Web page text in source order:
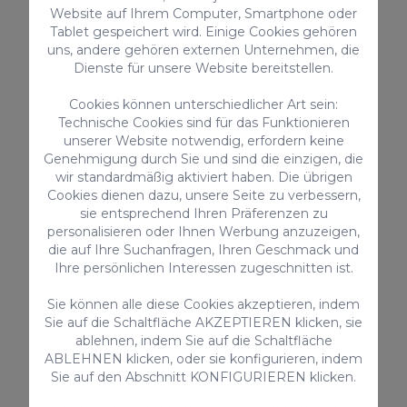
Traditionelle kanarische Gerichte:
ropa vieja
Rezept für typische kanarische ropa vieja.
Website auf Ihrem Computer, Smartphone oder
Tablet gespeichert wird. Einige Cookies gehören
uns, andere gehören externen Unternehmen, die
Dienste für unsere Website bereitstellen.
Cookies können unterschiedlicher Art sein:
Technische Cookies sind für das Funktionieren
unserer Website notwendig, erfordern keine
Genehmigung durch Sie und sind die einzigen, die
wir standardmäßig aktiviert haben. Die übrigen
Cookies dienen dazu, unsere Seite zu verbessern,
sie entsprechend Ihren Präferenzen zu
personalisieren oder Ihnen Werbung anzuzeigen,
die auf Ihre Suchanfragen, Ihren Geschmack und
Ihre persönlichen Interessen zugeschnitten ist.
Sie können alle diese Cookies akzeptieren, indem
Sie auf die Schaltfläche AKZEPTIEREN klicken, sie
ablehnen, indem Sie auf die Schaltfläche
ABLEHNEN klicken, oder sie konfigurieren, indem
Sie auf den Abschnitt KONFIGURIEREN klicken.